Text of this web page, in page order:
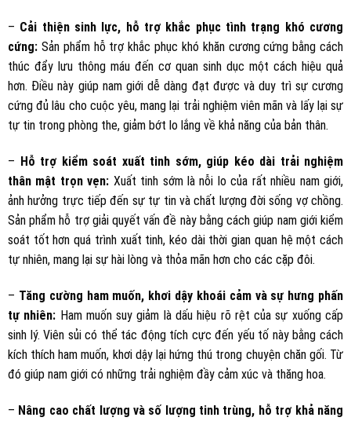
– Cải thiện sinh lực, hỗ trợ khắc phục tình trạng khó cương
cứng: Sản phẩm hỗ trợ khắc phục khó khăn cương cứng bằng cách
thúc đẩy lưu thông máu đến cơ quan sinh dục một cách hiệu quả
hơn. Điều này giúp nam giới dễ dàng đạt được và duy trì sự cương
cứng đủ lâu cho cuộc yêu, mang lại trải nghiệm viên mãn và lấy lại sự
tự tin trong phòng the, giảm bớt lo lắng về khả năng của bản thân.
– Hỗ trợ kiểm soát xuất tinh sớm, giúp kéo dài trải nghiệm
thân mật trọn vẹn: Xuất tinh sớm là nỗi lo của rất nhiều nam giới,
ảnh hưởng trực tiếp đến sự tự tin và chất lượng đời sống vợ chồng.
Sản phẩm hỗ trợ giải quyết vấn đề này bằng cách giúp nam giới kiểm
soát tốt hơn quá trình xuất tinh, kéo dài thời gian quan hệ một cách
tự nhiên, mang lại sự hài lòng và thỏa mãn hơn cho các cặp đôi.
– Tăng cường ham muốn, khơi dậy khoái cảm và sự hưng phấn
tự nhiên: Ham muốn suy giảm là dấu hiệu rõ rệt của sự xuống cấp
sinh lý. Viên sủi có thể tác động tích cực đến yếu tố này bằng cách
kích thích ham muốn, khơi dậy lại hứng thú trong chuyện chăn gối. Từ
đó giúp nam giới có những trải nghiệm đầy cảm xúc và thăng hoa.
– Nâng cao chất lượng và số lượng tinh trùng, hỗ trợ khả năng